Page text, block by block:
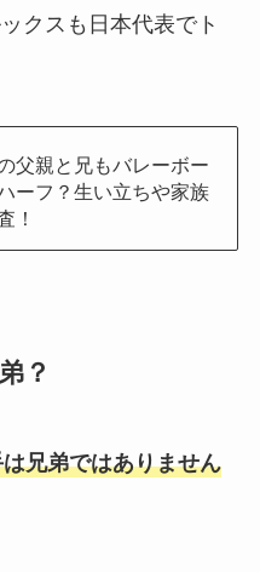
クスも日本代表でト
父親と兄もバレーボー
ーフ？生い立ちや家族
！
？
兄弟ではありません